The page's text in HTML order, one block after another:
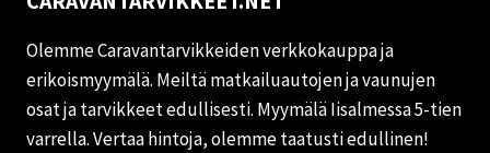
Olemme Caravantarvikkeiden verkkokauppa ja
erikoismyymälä. Meiltä matkailuautojen ja vaunujen
osat ja tarvikkeet edullisesti. Myymälä Iisalmessa 5-tien
varrella. Vertaa hintoja, olemme taatusti edullinen!